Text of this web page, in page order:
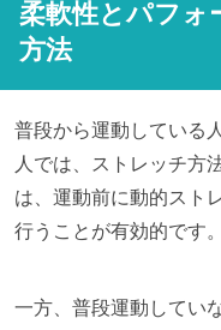
柔軟性とパフォ
方法
普段から運動している
人では、ストレッチ方
は、運動前に動的スト
行うことが有効的です。
一方、普段運動してい